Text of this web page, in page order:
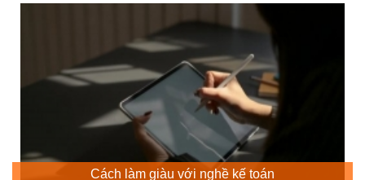
Cách làm giàu với nghề kế toán